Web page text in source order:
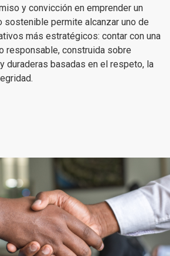
y convicción en emprender un
sostenible permite alcanzar uno de
más estratégicos: contar con una
responsable, construida sobre
duraderas basadas en el respeto, la